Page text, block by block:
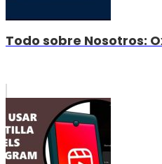
Todo sobre Nosotros: